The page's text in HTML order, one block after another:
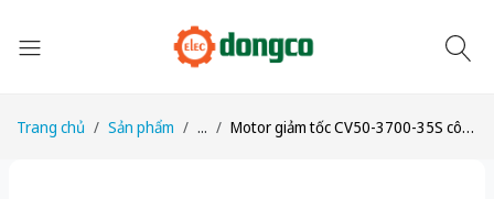
Trang chủ Sản phẩm ... Motor giảm tốc CV50-3700-35S công suất 5HP (3,7kW) tỉ số truyền 1/35